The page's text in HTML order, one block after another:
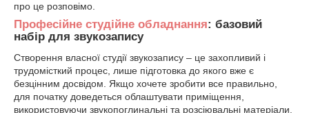
про це розповімо.
Професійне студійне обладнання: базовий
набір для звукозапису
Створення власної студії звукозапису – це захопливий і
трудомісткий процес, лише підготовка до якого вже є
безцінним досвідом. Якщо хочете зробити все правильно,
для початку доведеться облаштувати приміщення,
використовуючи звукопоглинальні та розсіювальні матеріали.